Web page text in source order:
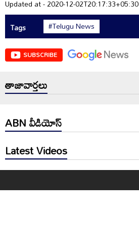
Updated at - 2020-12-02T20:17:33+05:30
Tags
#Telugu News
SUBSCRIBE
తాజావార్తలు
ABN వీడియోస్
Latest Videos